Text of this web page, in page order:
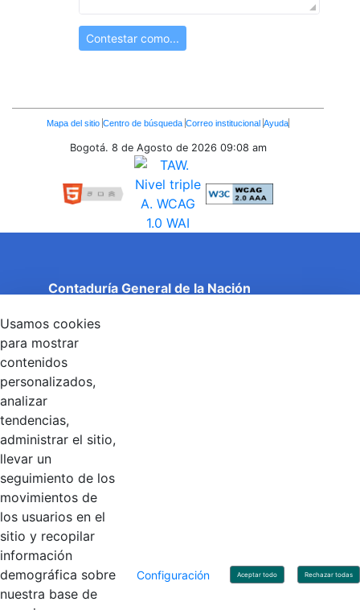
Contestar como...
Enlaces
Inferiores
Mapa del sitio Centro de búsqueda Correo institucional Ayuda
Bogotá. 8 de Agosto de 2026 09:08 am
Contaduría General de la Nación
Entidad adscrita al Ministerio de Hacienda y Crédito
Público
Torre 1 (Aire) - Piso 15, Bogotá D.C., Colombia
Código Postal: 111071
Linkedin
Contacto
Línea de servicio al ciudadano: +57(601) 492 64 00
Correo Institucional:
Correo de notificaciones judiciales:
notificacionjudicial@contaduria.gov.co
Correo de Asuntos disciplinarios:
Usamos cookies
para mostrar
contenidos
personalizados,
analizar
tendencias,
administrar el sitio,
llevar un
seguimiento de los
movimientos de
los usuarios en el
sitio y recopilar
información
demográfica sobre
nuestra base de
Configuración Aceptar todo Rechazar todas